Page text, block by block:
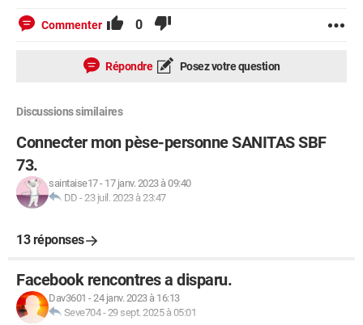
Commenter 0
Répondre Posez votre question
Discussions similaires
Connecter mon pèse-personne SANITAS SBF
73.
saintaise17- 17 janv. 2023 à 09:40
DD -23 juil. 2023 à 23:47
13 réponses
Facebook rencontres a disparu.
Dav3601 -24 janv. 2023 à 16:13
Seve704-29 sept. 2025 à 05:01